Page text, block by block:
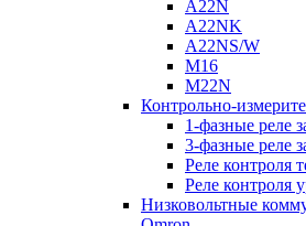
A22N
A22NK
A22NS/W
M16
M22N
Контрольно-
1-фазные реле
3-фазные реле
Реле контроля
Реле контроля
Низковольтные